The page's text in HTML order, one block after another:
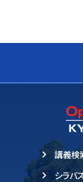
講義検
シラバ